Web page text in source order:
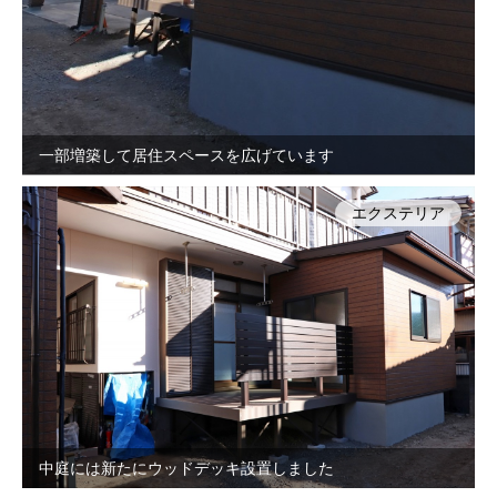
一部増築して居住スペースを広げています
中庭には新たにウッドデッキ設置しました
エクステリア